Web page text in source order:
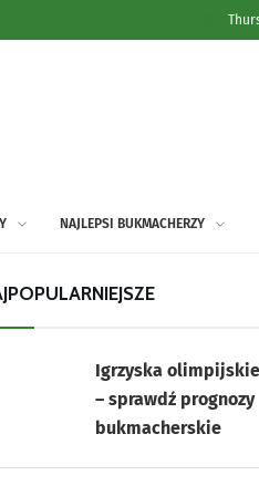
NAJLEPSI BUKMACHERZY
Igrzyska
– sprawdź prognozy
bukmacherskie